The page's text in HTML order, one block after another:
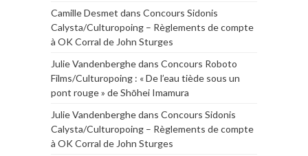
Camille Desmet dans Concours Sidonis
Calysta/Culturopoing – Règlements de compte
à OK Corral de John Sturges
Julie Vandenberghedans Concours Roboto
Films/Culturopoing : « De l’eau tiède sous un
pont rouge » de Shōhei Imamura
Julie Vandenberghedans Concours Sidonis
Calysta/Culturopoing – Règlements de compte
à OK Corral de John Sturges